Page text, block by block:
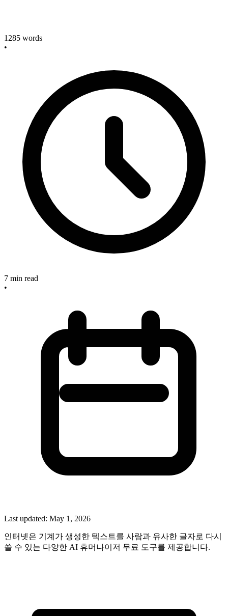
1285 words
•
7 min read
•
Last updated: May 1, 2026
인터넷은 기계가 생성한 텍스트를 사람과 유사한 글자로 다시
쓸 수 있는 다양한 AI 휴머나이저 무료 도구를 제공합니다.